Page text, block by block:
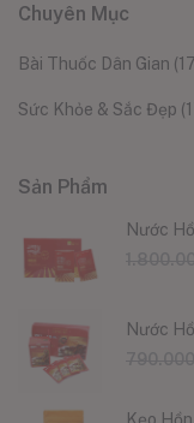
Chuyên Mục
Bài Thuốc Dân Gian
Sức Khỏe & Sắc Đẹp
Sản Phẩm
Nước
Nước